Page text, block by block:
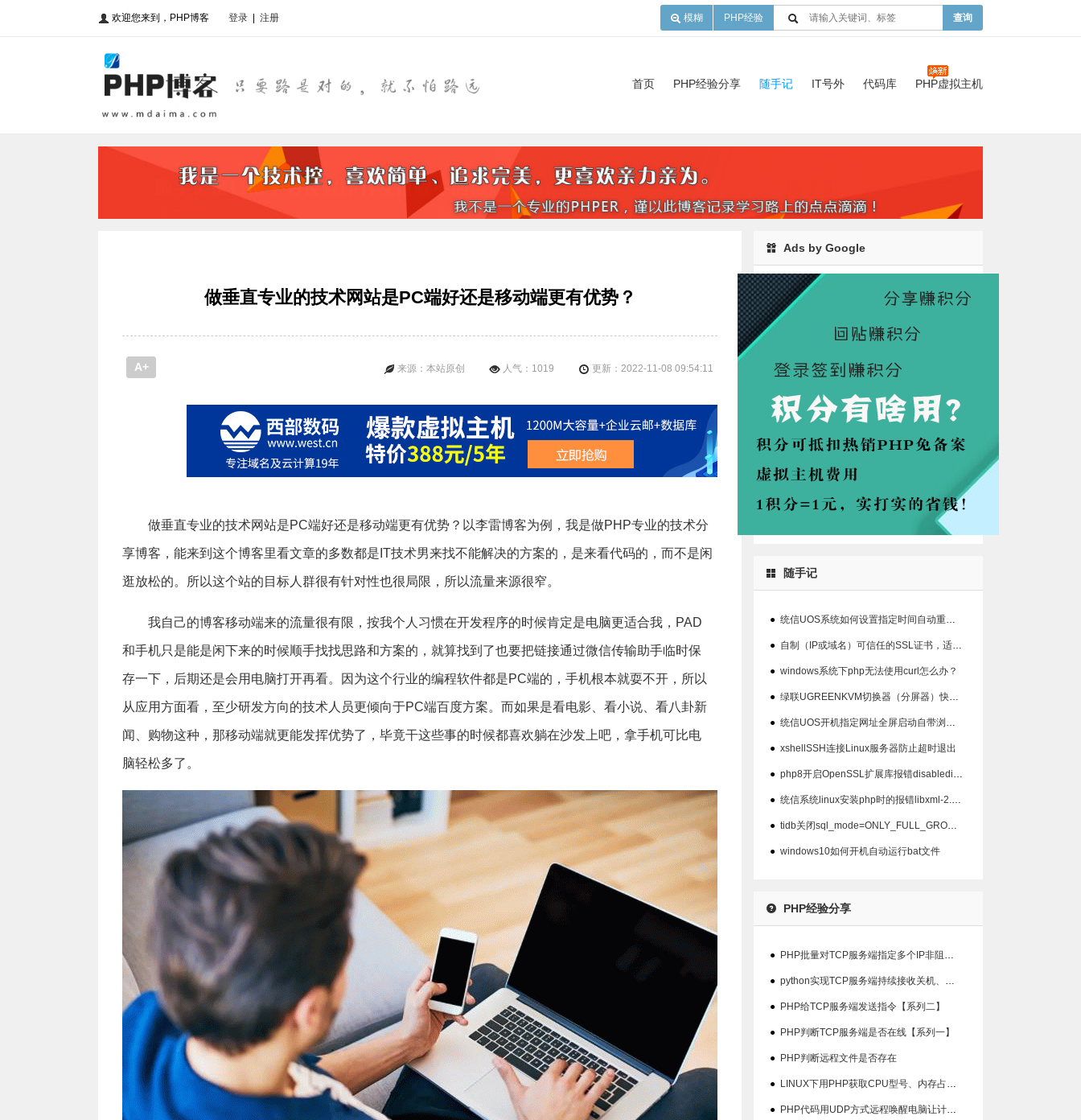
欢迎您来到，PHP博客 登录 注册 模糊 PHP经验 查询
首页 PHP经验分享 随手记 IT号外 代码库 PHP虚拟主机
做垂直专业的技术网站是PC端好还是移动端更有优势？
更新：2022-11-08 09:54:11
人气：1019
来源：本站原创
A+
做垂直专业的技术网站是PC端好还是移动端更有优势？以李雷博客为例，我是做PHP专业的技术分
享博客，能来到这个博客里看文章的多数都是IT技术男来找不能解决的方案的，是来看代码的，而不是闲
逛放松的。所以这个站的目标人群很有针对性也很局限，所以流量来源很窄。
我自己的博客移动端来的流量很有限，按我个人习惯在开发程序的时候肯定是电脑更适合我，PAD
和手机只是能是闲下来的时候顺手找找思路和方案的，就算找到了也要把链接通过微信传输助手临时保
存一下，后期还是会用电脑打开再看。因为这个行业的编程软件都是PC端的，手机根本就耍不开，所以
从应用方面看，至少研发方向的技术人员更倾向于PC端百度方案。而如果是看电影、看小说、看八卦新
闻、购物这种，那移动端就更能发挥优势了，毕竟干这些事的时候都喜欢躺在沙发上吧，拿手机可比电
脑轻松多了。
Ads by Google
随手记
● 统信UOS系统如何设置指定时间自动重启系统的方法
● 自制（IP或域名）可信任的SSL证书，适用360、chrome等浏览器
● windows系统下php无法使用curl怎么办？
● 绿联UGREENKVM切换器（分屏器）快捷键丢失解决办法
● 统信UOS开机指定网址全屏启动自带浏览器以及屏蔽ALT+F4关闭
● xshellSSH连接Linux服务器防止超时退出
● php8开启OpenSSL扩展库报错disabledinstallext
● 统信系统linux安装php时的报错libxml-2.0>=2.7.6
● tidb关闭sql_mode=ONLY_FULL_GROUP_BY模式
● windows10如何开机自动运行bat文件
PHP经验分享
● PHP批量对TCP服务端指定多个IP非阻塞检查在线状态
● python实现TCP服务端持续接收关机、重启指令并输出结果【系列三】
● PHP给TCP服务端发送指令【系列二】
● PHP判断TCP服务端是否在线【系列一】
● PHP判断远程文件是否存在
● LINUX下用PHP获取CPU型号、内存占用、硬盘占用等信息代码
● PHP代码用UDP方式远程唤醒电脑让计算机开机